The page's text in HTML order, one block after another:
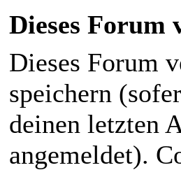
Dieses Forum
Dieses Forum
speichern
deinen letzten
angemeldet).